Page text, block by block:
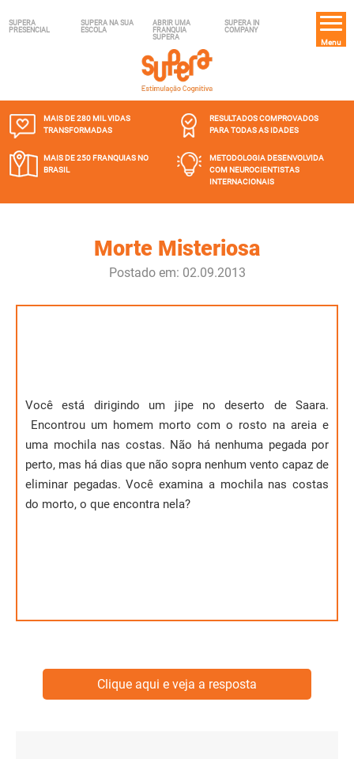
SUPERA
PRESENCIAL
SUPERA NA SUA
ESCOLA
ABRIR UMA
FRANQUIA
SUPERA
SUPERA IN
COMPANY
Menu
MAIS DE 280 MILVIDAS
TRANSFORMADAS
RESULTADOS COMPROVADOS
PARA TODAS AS IDADES
MAIS DE 250 FRANQUIASNO
BRASIL
METODOLOGIA DESENVOLVIDA
COM NEUROCIENTISTAS
INTERNACIONAIS
Morte Misteriosa
Postado em: 02.09.2013
Você está dirigindo um jipe no deserto de Saara.
Encontrou um homem morto com o rosto na areia e
uma mochila nas costas. Não há nenhuma pegada por
perto, mas há dias que não sopra nenhum vento capaz de
eliminar pegadas. Você examina a mochila nas costas
do morto, o que encontra nela?
Um paraquedas.
Clique aqui e veja a resposta